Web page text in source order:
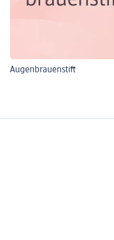
Augenbrauenstift